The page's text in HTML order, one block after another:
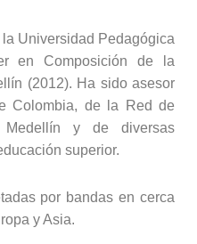
Universidad Pedagógica
en Composición de la
(2012). Ha sido asesor
Colombia, de la Red de
y de diversas
superior.
por bandas en cerca
y Asia.